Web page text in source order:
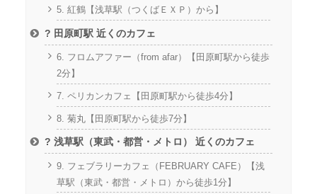
5. 紅鶴【浅草駅（つくばＥＸＰ）から】
? 田原町駅 近くのカフェ
6. フロムアファー（from afar）【田原町駅から徒歩
2分】
7. ペリカンカフェ【田原町駅から徒歩4分】
8. 菊丸【田原町駅から徒歩7分】
? 浅草駅（東武・都営・メトロ） 近くのカフェ
9. フェブラリーカフェ（FEBRUARY CAFE）【浅
草駅（東武・都営・メトロ）から徒歩1分】